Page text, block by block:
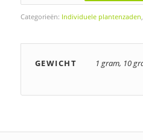
Categorieën: Individuele plantenzaden
GEWICHT 1 gram, 10